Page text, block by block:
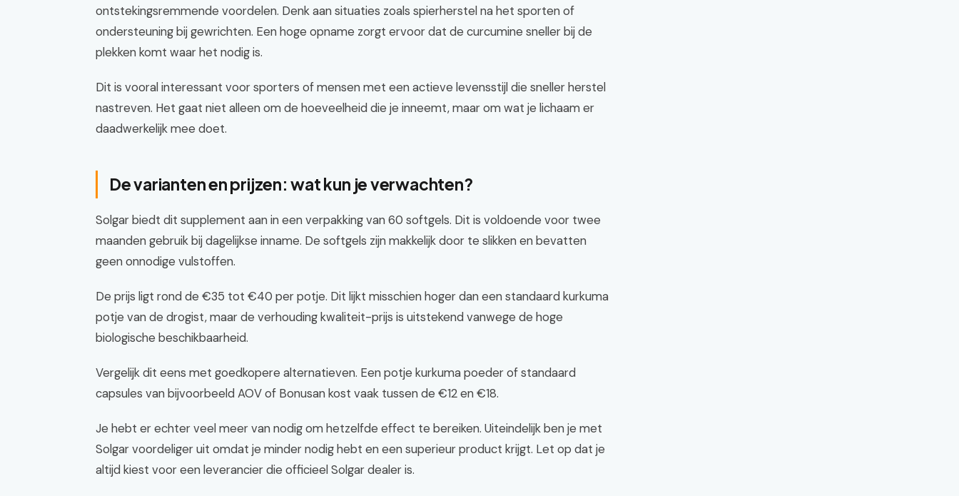
ontstekingsremmende voordelen. Denk aan situaties zoals spierherstel na het sporten of
ondersteuning bij gewrichten. Een hoge opname zorgt ervoor dat de curcumine sneller bij de
plekken komt waar het nodig is.
Dit is vooral interessant voor sporters of mensen met een actieve levensstijl die sneller herstel
nastreven. Het gaat niet alleen om de hoeveelheid die je inneemt, maar om wat je lichaam er
daadwerkelijk mee doet.
De varianten en prijzen: wat kun je verwachten?
Solgar biedt dit supplement aan in een verpakking van 60 softgels. Dit is voldoende voor twee
maanden gebruik bij dagelijkse inname. De softgels zijn makkelijk door te slikken en bevatten
geen onnodige vulstoffen.
De prijs ligt rond de €35 tot €40 per potje. Dit lijkt misschien hoger dan een standaard kurkuma
potje van de drogist, maar de verhouding kwaliteit-prijs is uitstekend vanwege de hoge
biologische beschikbaarheid.
Vergelijk dit eens met goedkopere alternatieven. Een potje kurkuma poeder of standaard
capsules van bijvoorbeeld AOV of Bonusan kost vaak tussen de €12 en €18.
Je hebt er echter veel meer van nodig om hetzelfde effect te bereiken. Uiteindelijk ben je met
Solgar voordeliger uit omdat je minder nodig hebt en een superieur product krijgt. Let op dat je
altijd kiest voor een leverancier die officieel Solgar dealer is.